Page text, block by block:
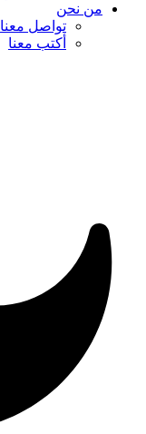
من نحن
تواصل معنا
أكتب معنا